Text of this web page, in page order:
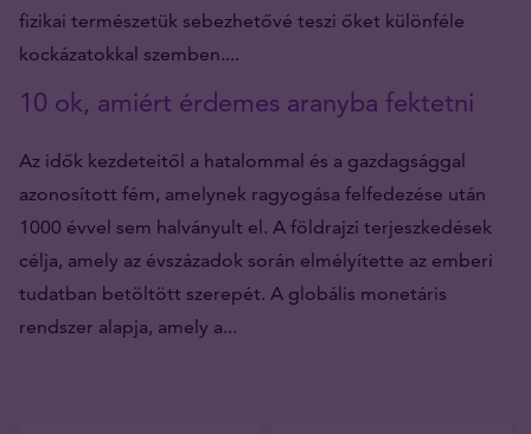
fizikai természetük sebezhetővé teszi őket különféle
kockázatokkal szemben....
10 ok, amiért érdemes aranyba fektetni
Az idők kezdeteitől a hatalommal és a gazdagsággal
azonosított fém, amelynek ragyogása felfedezése után
1000 évvel sem halványult el. A földrajzi terjeszkedések
célja, amely az évszázadok során elmélyítette az emberi
tudatban betöltött szerepét. A globális monetáris
rendszer alapja, amely a...